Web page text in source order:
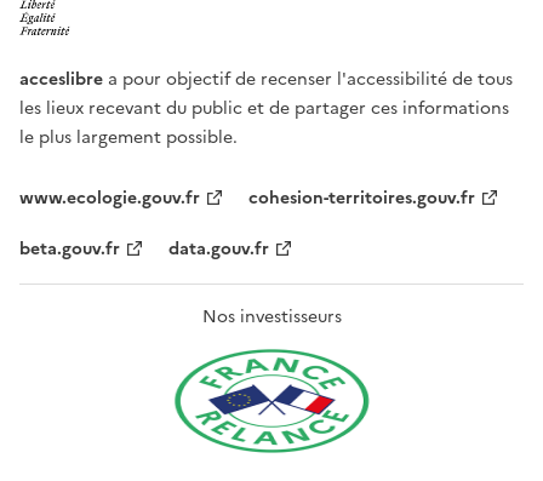
acceslibre a pour objectif de recenser l'accessibilité de tous
les lieux recevant du public et de partager ces informations
le plus largement possible.
www.ecologie.gouv.fr
cohesion-territoires.gouv.fr
beta.gouv.fr
data.gouv.fr
Nos investisseurs